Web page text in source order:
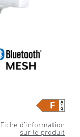
Fiche d’information
sur le produit